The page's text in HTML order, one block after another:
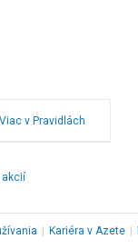
Viac v Pravidlách
akcií
Kariéra v Azete